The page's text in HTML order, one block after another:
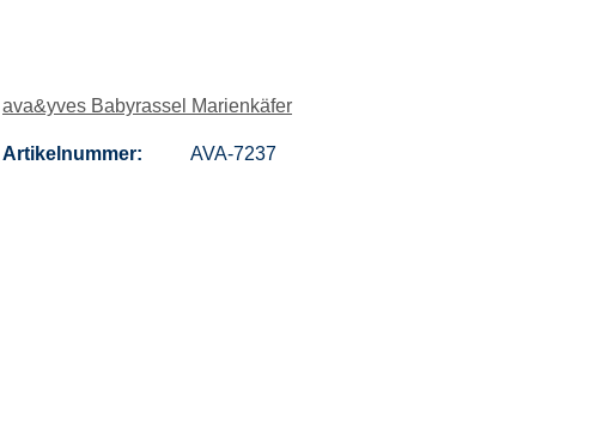
ava&yves Babyrassel Marienkäfer
Artikelnummer: AVA-7237